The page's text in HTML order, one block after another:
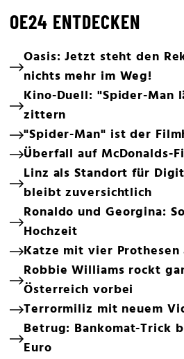
OE24 ENTDECKEN
Oasis: Jetzt steht den
nichts mehr im Weg!
Kino-Duell: "Spider-Man
zittern
"Spider-Man" ist der
Überfall auf McDonalds-
Linz als Standort für
bleibt zuversichtlich
Ronaldo und Georgina:
Hochzeit
Katze mit vier Prothesen
Robbie Williams rockt
Österreich vorbei
Terrormiliz mit neuem
Betrug: Bankomat-Trick
Euro